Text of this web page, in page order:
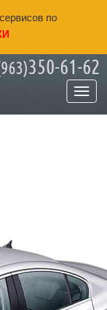
по
350-61-62
в